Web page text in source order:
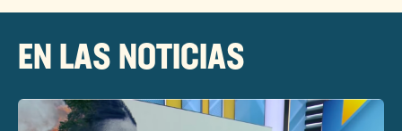
EN LAS NOTICIAS